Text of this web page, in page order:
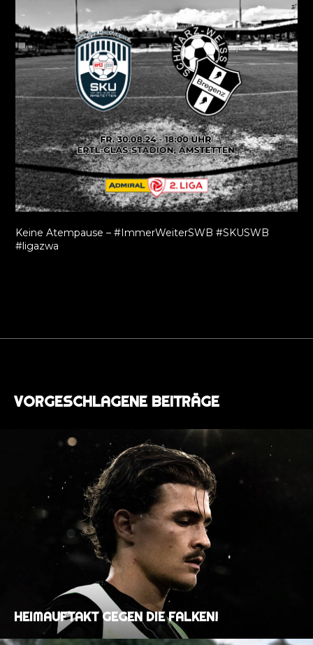
Keine Atempause – #ImmerWeiterSWB #SKUSWB
#ligazwa
VORGESCHLAGENE BEITRÄGE
HEIMAUFTAKT GEGEN DIE FALKEN!